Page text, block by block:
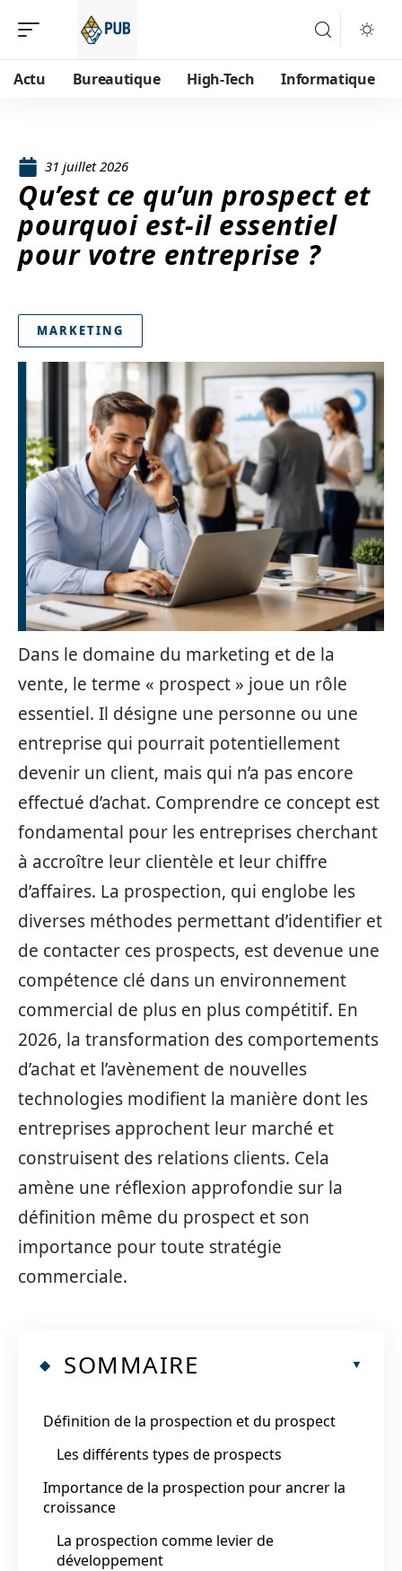
Actu Bureautique High-Tech Informatique
31 juillet 2026
Qu’est ce qu’un prospect et
pourquoi est-il essentiel
pour votre entreprise ?
MARKETING
Dans le domaine du marketing et de la
vente, le terme « prospect » joue un rôle
essentiel. Il désigne une personne ou une
entreprise qui pourrait potentiellement
devenir un client, mais qui n’a pas encore
effectué d’achat. Comprendre ce concept est
fondamental pour les entreprises cherchant
à accroître leur clientèle et leur chiffre
d’affaires. La prospection, qui englobe les
diverses méthodes permettant d’identifier et
de contacter ces prospects, est devenue une
compétence clé dans un environnement
commercial de plus en plus compétitif. En
2026, la transformation des comportements
d’achat et l’avènement de nouvelles
technologies modifient la manière dont les
entreprises approchent leur marché et
construisent des relations clients. Cela
amène une réflexion approfondie sur la
définition même du prospect et son
importance pour toute stratégie
commerciale.
SOMMAIRE
Définition de la prospection et du prospect
Les différents types de prospects
Importance de la prospection pour ancrer la
croissance
La prospection comme levier de
développement